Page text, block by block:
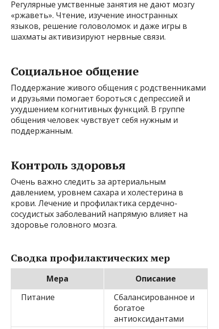
Регулярные умственные занятия не дают мозгу
«ржаветь». Чтение, изучение иностранных
языков, решение головоломок и даже игры в
шахматы активизируют нервные связи.
Социальное общение
Поддержание живого общения с родственниками
и друзьями помогает бороться с депрессией и
ухудшением когнитивных функций. В группе
общения человек чувствует себя нужным и
поддержанным.
Контроль здоровья
Очень важно следить за артериальным
давлением, уровнем сахара и холестерина в
крови. Лечение и профилактика сердечно-
сосудистых заболеваний напрямую влияет на
здоровье головного мозга.
Сводка профилактических мер
Мера
Описание
Питание
Сбалансированное и
богатое
антиоксидантами